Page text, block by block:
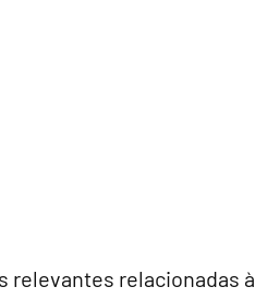
relevantes relacionadas à